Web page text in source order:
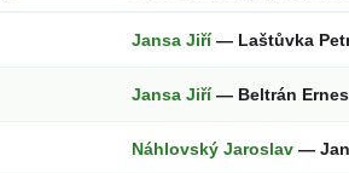
Jansa Jiří— Laštůvka
Jansa Jiří— Beltrán
Náhlovský Jaroslav —